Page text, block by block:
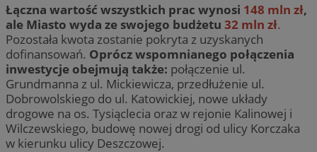
Łączna wartość wszystkich prac wynosi 148 mln zł,
ale Miasto wyda ze swojego budżetu 32 mln zł.
Pozostała kwota zostanie pokryta z uzyskanych
dofinansowań. Oprócz wspomnianego połączenia
inwestycje obejmują także: połączenie ul.
Grundmanna z ul. Mickiewicza, przedłużenie ul.
Dobrowolskiego do ul. Katowickiej, nowe układy
drogowe na os. Tysiąclecia oraz w rejonie Kalinowej i
Wilczewskiego, budowę nowej drogi od ulicy Korczaka
w kierunku ulicy Deszczowej.